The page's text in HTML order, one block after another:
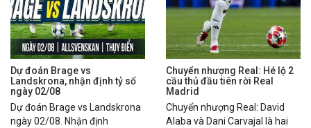
Dự đoán Brage vs
Landskrona, nhận định tỷ số
ngày 02/08
Dự đoán Brage vs Landskrona
ngày 02/08. Nhận định
Chuyển nhượng Real: Hé lộ 2
cầu thủ đầu tiên rời Real
Madrid
Chuyển nhượng Real: David
Alaba và Dani Carvajal là hai